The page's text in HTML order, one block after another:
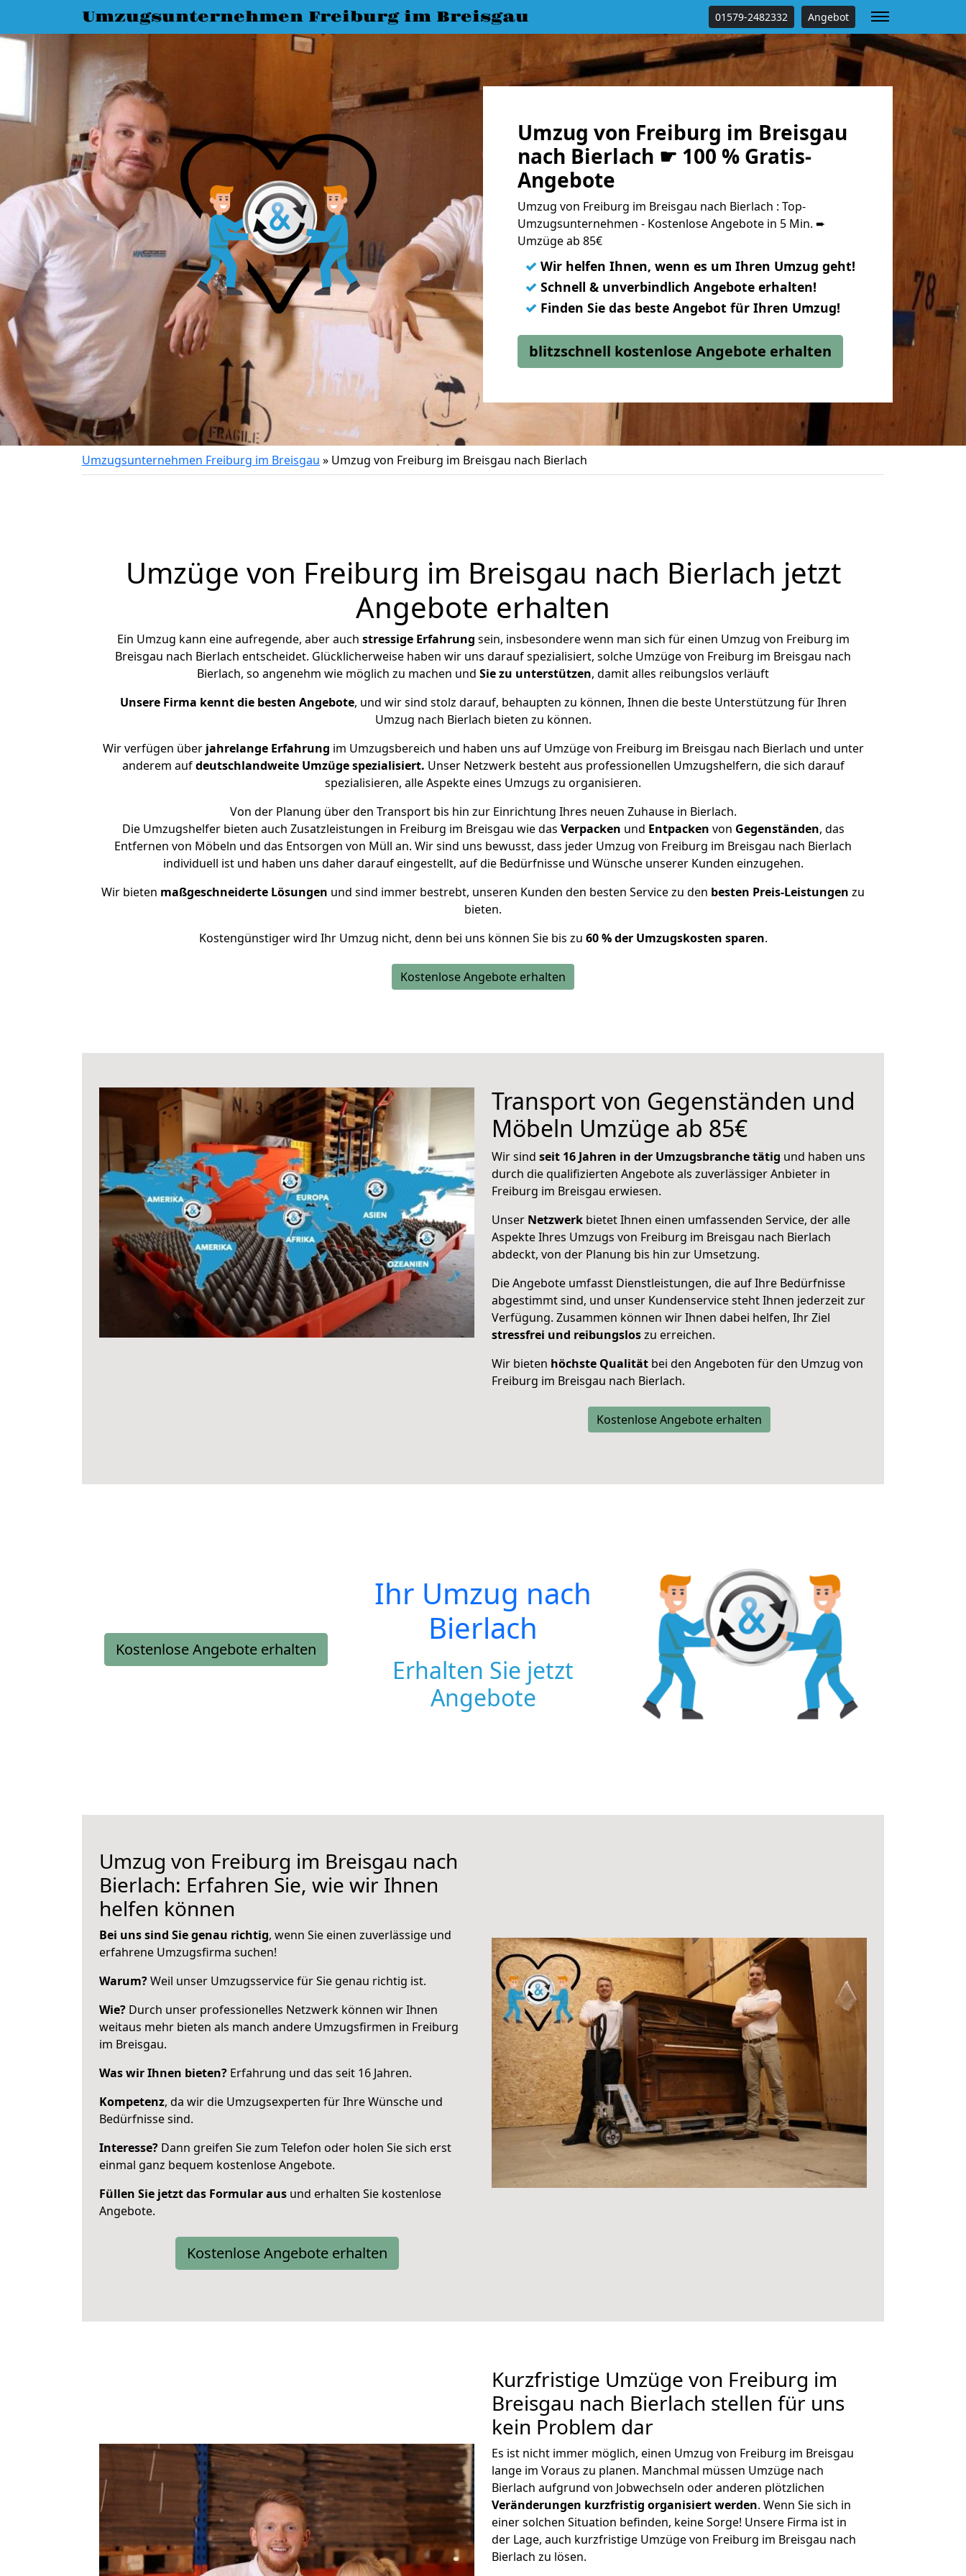
Umzugsunternehmen Freiburg im Breisgau 01579-2482332 Angebot
Umzug von Freiburg im Breisgau
nach Bierlach ☛ 100 % Gratis-
Angebote
Umzug von Freiburg im Breisgau nach Bierlach : Top-
Umzugsunternehmen - Kostenlose Angebote in 5 Min. ➨
Umzüge ab 85€
✓ Wir helfen Ihnen, wenn es um Ihren Umzug geht!
✓ Schnell & unverbindlich Angebote erhalten!
✓ Finden Sie das beste Angebot für Ihren Umzug!
blitzschnell kostenlose Angebote erhalten
Umzugsunternehmen Freiburg im Breisgau » Umzug von Freiburg im Breisgau nach Bierlach
Umzüge von Freiburg im Breisgau nach Bierlach jetzt
Angebote erhalten
Ein Umzug kann eine aufregende, aber auch stressige Erfahrung sein, insbesondere wenn man sich für einen Umzug von Freiburg im
Breisgau nach Bierlach entscheidet. Glücklicherweise haben wir uns darauf spezialisiert, solche Umzüge von Freiburg im Breisgau nach
Bierlach, so angenehm wie möglich zu machen und Sie zu unterstützen, damit alles reibungslos verläuft
Unsere Firma kennt die besten Angebote, und wir sind stolz darauf, behaupten zu können, Ihnen die beste Unterstützung für Ihren
Umzug nach Bierlach bieten zu können.
Wir verfügen überjahrelange Erfahrung im Umzugsbereich und haben uns auf Umzüge von Freiburg im Breisgau nach Bierlach und unter
anderem aufdeutschlandweite Umzüge spezialisiert. Unser Netzwerk besteht aus professionellen Umzugshelfern, die sich darauf
spezialisieren, alle Aspekte eines Umzugs zu organisieren.
Von der Planung über den Transport bis hin zur Einrichtung Ihres neuen Zuhause in Bierlach.
Die Umzugshelfer bieten auch Zusatzleistungen in Freiburg im Breisgau wie das Verpacken und Entpacken von Gegenständen, das
Entfernen von Möbeln und das Entsorgen von Müll an. Wir sind uns bewusst, dass jeder Umzug von Freiburg im Breisgau nach Bierlach
individuell ist und haben uns daher darauf eingestellt, auf die Bedürfnisse und Wünsche unserer Kunden einzugehen.
Wir bieten maßgeschneiderte Lösungen und sind immer bestrebt, unseren Kunden den besten Service zu den besten Preis-Leistungen zu
bieten.
Kostengünstiger wird Ihr Umzug nicht, denn bei uns können Sie bis zu 60 % der Umzugskosten sparen.
Kostenlose Angebote erhalten
Transport von Gegenständen und
Möbeln Umzüge ab 85€
Wir sind seit 16 Jahren in der Umzugsbranche tätig und haben uns
durch die qualifizierten Angebote als zuverlässiger Anbieter in
Freiburg im Breisgau erwiesen.
Unser Netzwerk bietet Ihnen einen umfassenden Service, der alle
Aspekte Ihres Umzugs von Freiburg im Breisgau nach Bierlach
abdeckt, von der Planung bis hin zur Umsetzung.
Die Angebote umfasst Dienstleistungen, die auf Ihre Bedürfnisse
abgestimmt sind, und unser Kundenservice steht Ihnen jederzeit zur
Verfügung. Zusammen können wir Ihnen dabei helfen, Ihr Ziel
stressfrei und reibungsloszu erreichen.
Wir bieten höchste Qualität bei den Angeboten für den Umzug von
Freiburg im Breisgau nach Bierlach.
Kostenlose Angebote erhalten
Kostenlose Angebote erhalten
Ihr Umzug nach
Bierlach
Erhalten Sie jetzt
Angebote
Umzug von Freiburg im Breisgau nach
Bierlach: Erfahren Sie, wie wir Ihnen
helfen können
Bei uns sind Sie genau richtig, wenn Sie einen zuverlässige und
erfahrene Umzugsfirma suchen!
Warum?Weil unser Umzugsservice für Sie genau richtig ist.
Wie? Durch unser professionelles Netzwerk können wir Ihnen
weitaus mehr bieten als manch andere Umzugsfirmen in Freiburg
im Breisgau.
Was wir Ihnen bieten? Erfahrung und das seit 16 Jahren.
Kompetenz, da wir die Umzugsexperten für Ihre Wünsche und
Bedürfnisse sind.
Interesse? Dann greifen Sie zum Telefon oder holen Sie sich erst
einmal ganz bequem kostenlose Angebote.
Füllen Sie jetzt das Formular aus und erhalten Sie kostenlose
Angebote.
Kostenlose Angebote erhalten
Kurzfristige Umzüge von Freiburg im
Breisgau nach Bierlach stellen für uns
kein Problem dar
Es ist nicht immer möglich, einen Umzug von Freiburg im Breisgau
lange im Voraus zu planen. Manchmal müssen Umzüge nach
Bierlach aufgrund von Jobwechseln oder anderen plötzlichen
Veränderungen kurzfristig organisiert werden. Wenn Sie sich in
einer solchen Situation befinden, keine Sorge! Unsere Firma ist in
der Lage, auch kurzfristige Umzüge von Freiburg im Breisgau nach
Bierlach zu lösen.